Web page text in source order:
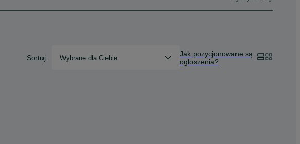
Sortuj: Wybrane dla Ciebie
Jak pozycjonowane są
ogłoszenia?